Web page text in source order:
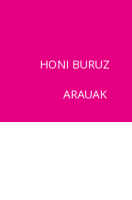
HONI BURUZ
ARAUAK